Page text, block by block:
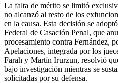
La falta de mérito se limitó
no alcanzó al resto de los
en la causa. Esta decisión se
Federal de Casación Penal, que
procesamiento contra Fernández,
Apelaciones, integrada por los
Farah y Martín Irurzun, resolvió
bajo investigación mientras se
solicitadas por su defensa.